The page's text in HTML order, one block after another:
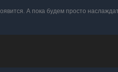
А пока будем просто